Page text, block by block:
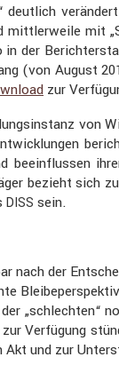
mit
der
(von August
zur
von
bezieht sich
DISS sein.
der
„schlechten“
Verfü­gung
und zur